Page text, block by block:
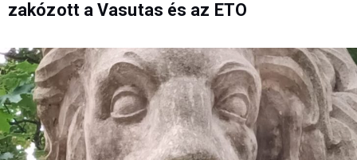
zakózott a Vasutas és az ETO